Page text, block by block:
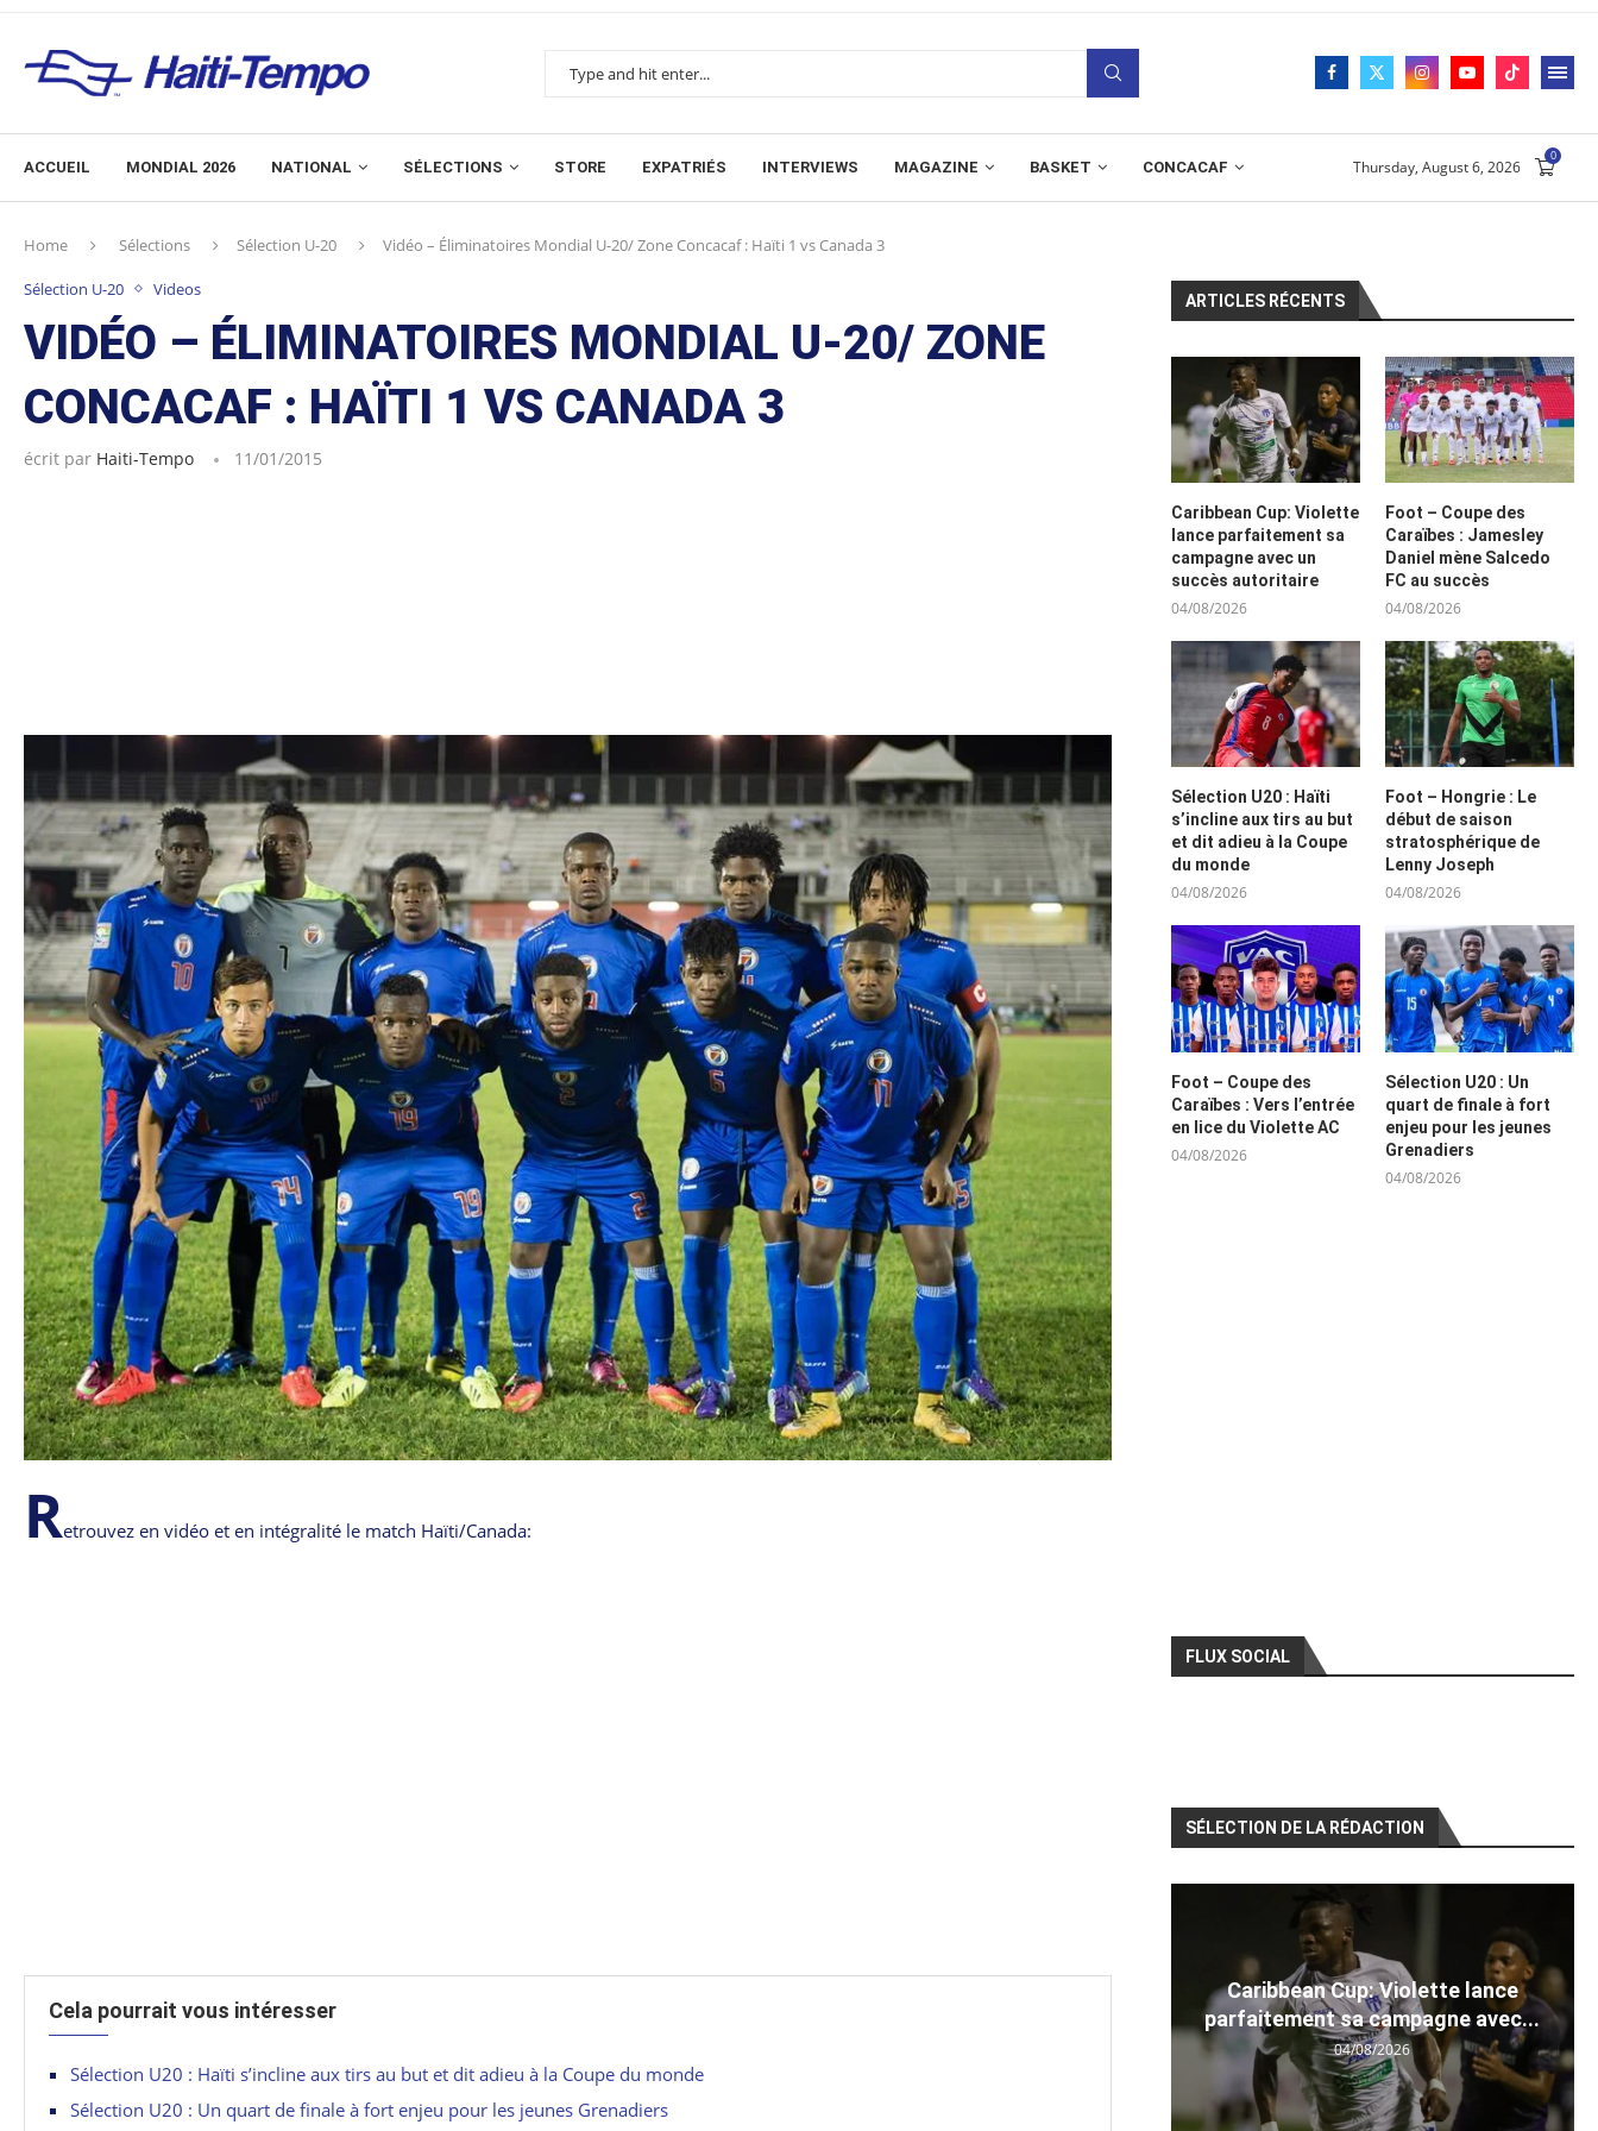
ACCUEIL MONDIAL 2026 NATIONAL SÉLECTIONS STORE EXPATRIÉS INTERVIEWS MAGAZINE BASKET CONCACAF Thursday, August 6, 2026
0
Home Sélections Sélection U-20 Vidéo – Éliminatoires Mondial U-20/ Zone Concacaf : Haïti 1 vs Canada 3
Sélection U-20 Videos
VIDÉO – ÉLIMINATOIRES MONDIAL U-20/ ZONE
CONCACAF : HAÏTI 1 VS CANADA 3
écrit par Haiti-Tempo 11/01/2015
Retrouvez en vidéo et en intégralité le match Haïti/Canada:
Cela pourrait vous intéresser
Sélection U20 : Haïti s’incline aux tirs au but et dit adieu à la Coupe du monde
Sélection U20 : Un quart de finale à fort enjeu pour les jeunes Grenadiers
ARTICLES RÉCENTS
Caribbean Cup: Violette
lance parfaitement sa
campagne avec un
succès autoritaire
04/08/2026
Foot – Coupe des
Caraïbes : Jamesley
Daniel mène Salcedo
FC au succès
04/08/2026
Sélection U20 : Haïti
s’incline aux tirs au but
et dit adieu à la Coupe
du monde
04/08/2026
Foot – Hongrie : Le
début de saison
stratosphérique de
Lenny Joseph
04/08/2026
Foot – Coupe des
Caraïbes : Vers l’entrée
en lice du Violette AC
04/08/2026
Sélection U20 : Un
quart de finale à fort
enjeu pour les jeunes
Grenadiers
04/08/2026
FLUX SOCIAL
SÉLECTION DE LA RÉDACTION
Caribbean Cup: Violette lance
parfaitement sa campagne avec...
04/08/2026